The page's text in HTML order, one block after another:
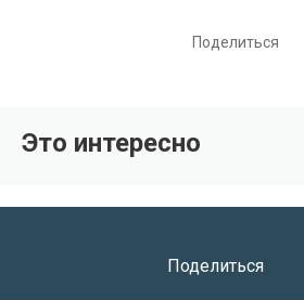
Поделиться
Это интересно
Поделиться